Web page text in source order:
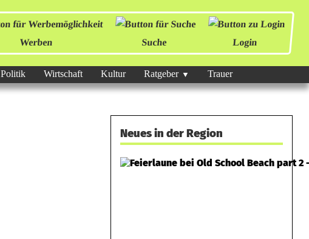
Werben Suche Login
Politik Wirtschaft Kultur Ratgeber Trauer
Neues in der Region